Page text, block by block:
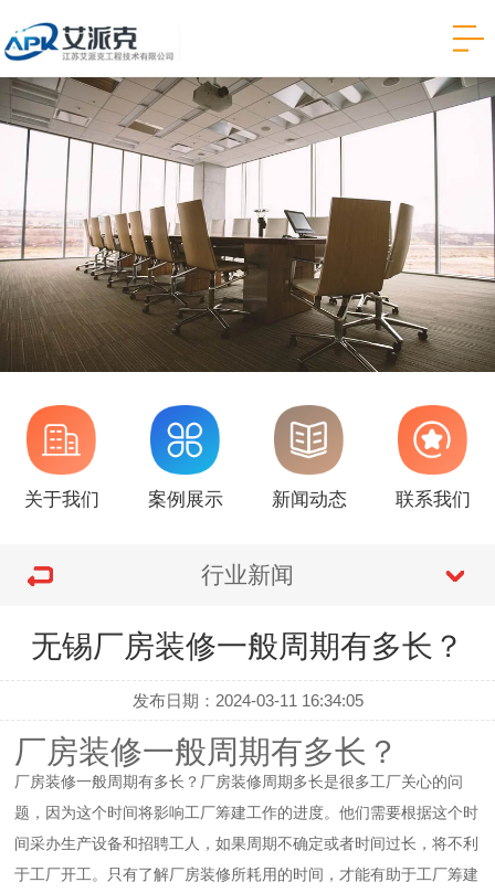
关于我们 案例展示 新闻动态 联系我们
行业新闻
无锡厂房装修一般周期有多长？
发布日期：2024-03-11 16:34:05
厂房装修一般周期有多长？
厂房装修一般周期有多长？厂房装修周期多长是很多工厂关心的问
题，因为这个时间将影响工厂筹建工作的进度。他们需要根据这个时
间采办生产设备和招聘工人，如果周期不确定或者时间过长，将不利
于工厂开工。只有了解厂房装修所耗用的时间，才能有助于工厂筹建